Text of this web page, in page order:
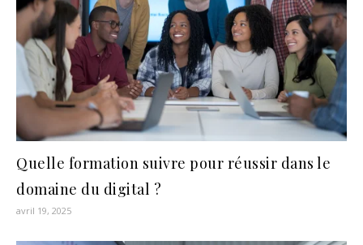
Quelle formation suivre pour réussir dans le
domaine du digital ?
avril 19, 2025